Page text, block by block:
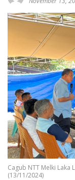
Cagub NTT Melki Laka
(13/11/2024)